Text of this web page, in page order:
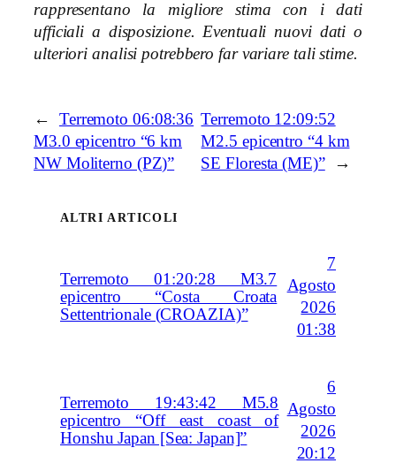
rappresentano la migliore stima con i dati
ufficiali a disposizione. Eventuali nuovi dati o
ulteriori analisi potrebbero far variare tali stime.
←
Terremoto 06:08:36
M3.0 epicentro “6 km
NW Moliterno (PZ)”
Terremoto 12:09:52
M2.5 epicentro “4 km
SE Floresta (ME)”
→
ALTRI ARTICOLI
Terremoto 01:20:28 M3.7
epicentro “Costa Croata
Settentrionale (CROAZIA)”
7
Agosto
2026
01:38
Terremoto 19:43:42 M5.8
epicentro “Off east coast of
Honshu Japan [Sea: Japan]”
6
Agosto
2026
20:12